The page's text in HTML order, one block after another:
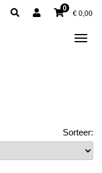
0
€ 0,00
Sorteer: